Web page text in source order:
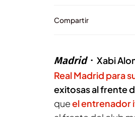
Compartir
Madrid Xabi
Real Madrid para
exitosas al frente
queel entrenador